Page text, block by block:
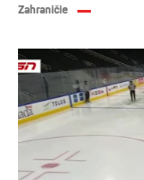
Zahraničie